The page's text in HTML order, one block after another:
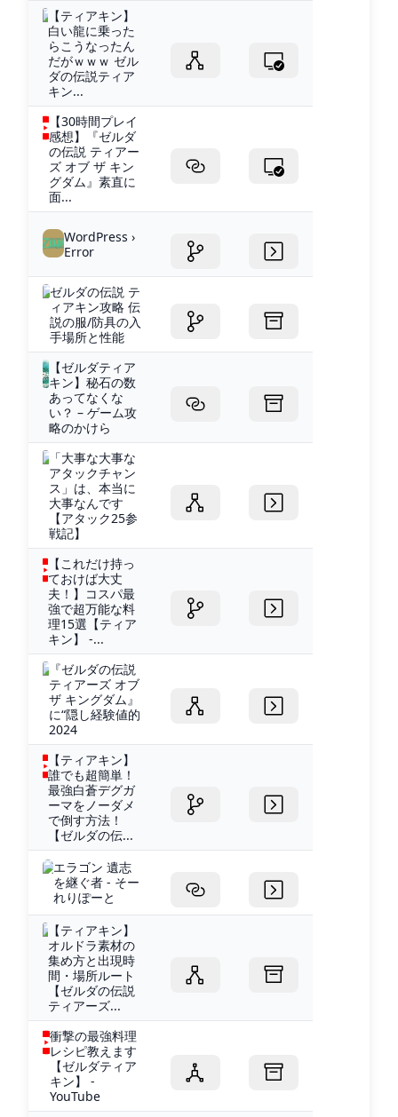
【ティアキン】
白い龍に乗った
らこうなったん
だがｗｗｗ ゼル
ダの伝説ティア
キン...
【30時間プレイ
感想】『ゼルダ
の伝説 ティアー
ズ オブ ザ キン
グダム』素直に
面...
WordPress ›
Error
ゼルダの伝説 テ
ィアキン攻略 伝
説の服/防具の入
手場所と性能
【ゼルダティア
キン】秘石の数
あってなくな
い？ – ゲーム攻
略のかけら
「大事な大事な
アタックチャン
ス」は、本当に
大事なんです
【アタック25参
戦記】
【これだけ持っ
ておけば大丈
夫！】コスパ最
強で超万能な料
理15選【ティア
キン】 -...
『ゼルダの伝説
ティアーズ オブ
ザ キングダム』
に“隠し経験値的
2024
【ティアキン】
誰でも超簡単！
最強白蒼デグガ
ーマをノーダメ
で倒す方法！
【ゼルダの伝...
エラゴン 遺志
を継ぐ者 - そー
れりぽーと
【ティアキン】
オルドラ素材の
集め方と出現時
間・場所ルート
【ゼルダの伝説
ティアーズ...
衝撃の最強料理
レシピ教えます
【ゼルダティア
キン】 -
YouTube